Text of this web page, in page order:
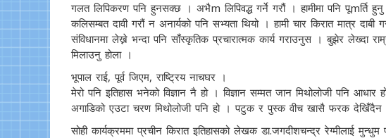
गलत लिपिकरण पनि हुनसक्छ । अभैm लिपिवद्ध गर्ने गरौं । हामीमा पनि पूmर्ति
कलिसम्बत दावी गरौं न अनार्यको पनि सभ्यता थियो । हामी चार किरात मात्र
संविधानमा लेख्ने भन्दा पनि साँस्कृतिक प्रचारात्मक कार्य गराउनुस । बुझेर लेख्दा
मिलाउनु होला ।
भूपाल राई, पूर्व जिएम, राष्ट्रिय नाचघर ।
मेरो पनि इतिहास भनेको विज्ञान नै हो । विज्ञान सम्मत जान मिथोलोजी पनि
अगाडिको एउटा चरण मिथोलोजी पनि हो । पटुक र पुस्क वीच खासै फरक देखिँदैन
सोही कार्यक्रममा प्रचीन किरात इतिहासको लेखक डा.जगदीशचन्द्र रेग्मीलाई